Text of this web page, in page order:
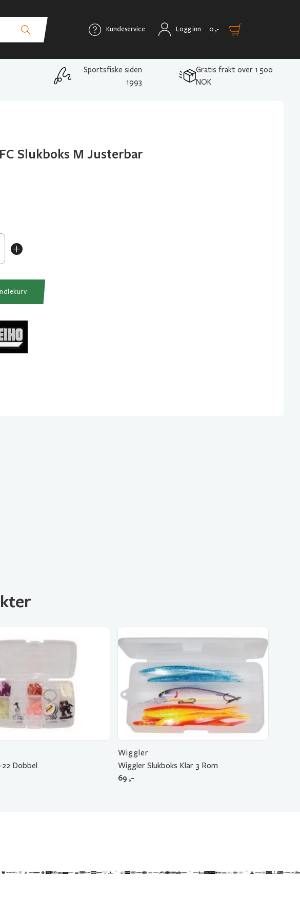
Kundeservice Logg inn 0 ,-
Sportsfiske siden
1993
Gratis frakt over 1 500
NOK
Slukboks M Justerbar
+
Dobbel
Wiggler
Wiggler Slukboks Klar 3 Rom
69 ,-